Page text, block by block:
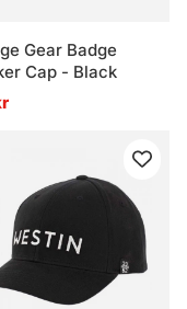
Gear Badge
Cap - Black